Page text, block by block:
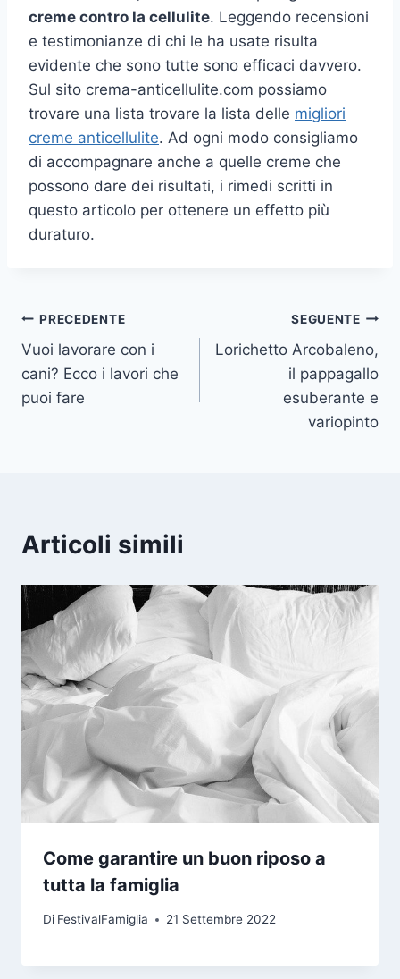
creme contro la cellulite. Leggendo recensioni
e testimonianze di chi le ha usate risulta
evidente che sono tutte sono efficaci davvero.
Sul sito crema-anticellulite.com possiamo
trovare una lista trovare la lista delle migliori
creme anticellulite. Ad ogni modo consigliamo
di accompagnare anche a quelle creme che
possono dare dei risultati, i rimedi scritti in
questo articolo per ottenere un effetto più
duraturo.
Navigazione
articoli
PRECEDENTE
Vuoi lavorare con i
cani? Ecco i lavori che
puoi fare
SEGUENTE
Lorichetto Arcobaleno,
il pappagallo
esuberante e
variopinto
Articoli simili
Come garantire un buon riposo a
tutta la famiglia
Di FestivalFamiglia 21 Settembre 2022